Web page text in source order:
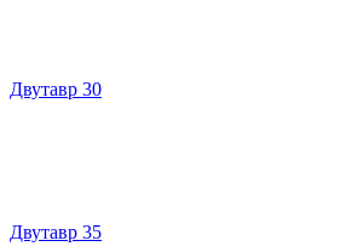
Двутавр 30
Двутавр 35